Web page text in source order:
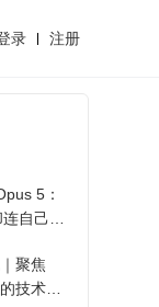
录 注册
5：
自己写
聚焦
技术路